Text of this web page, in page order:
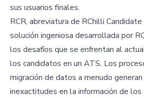
sus usuarios finales.
RCR, abreviatura de RChilli Candidate
solución ingeniosa desarrollada por
los desafíos que se enfrentan al
los candidatos en un ATS. Los
migración de datos a menudo
inexactitudes en la información de